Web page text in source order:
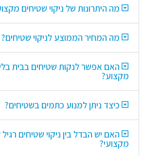
מה היתרונות של ניקוי שטיחים
מה המחיר הממוצע לניקוי שטיחים?
האם אפשר לנקות שטיחים בבית
מקצוע?
כיצד ניתן למנוע כתמים בשטיחים?
האם יש הבדל בין ניקוי שטיחים רגיל
מקצועי?